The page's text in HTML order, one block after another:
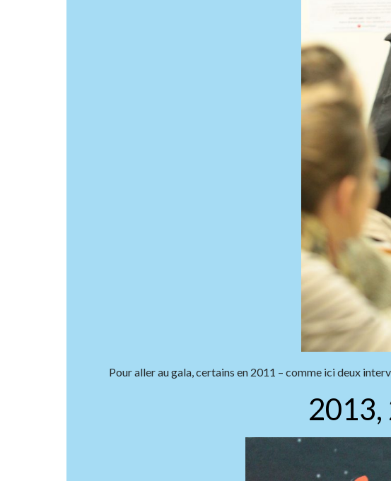
Pour aller au gala, certains en 2011 – comme ici deux
2013,